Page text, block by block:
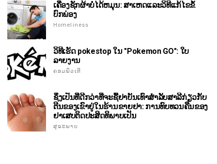
ເຄື່ອງຊັກຜ້າບໍ່ໄດ້ຫມຸນ: ສາເຫດແລະວິທີແກ້ໄຂຂໍ້
ບົກພ່ອງ
Homeliness
ວິທີເຮັດ pokestop ໃນ "Pokemon GO": ໃບ
ລາຍງານ
ຄອມພິວເຕີ
ຊຶ່ງເປັນທີ່ດີກວ່າທີ່ຈະຊື້ຢາບັນເທົາສໍາລັບສາລີກ່ຽວກັບ
ຕີນຂອງເຂົາຢູ່ໃນຮ້ານຂາຍຢາ: ການທົບທວນຄືນຂອງ
ຢາເສບຕິດປະສິດທິພາບເປັນ
ສຸຂະພາບ